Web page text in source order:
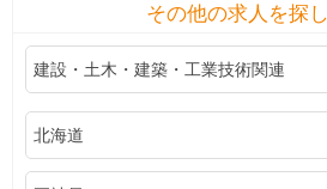
その他の求人を探